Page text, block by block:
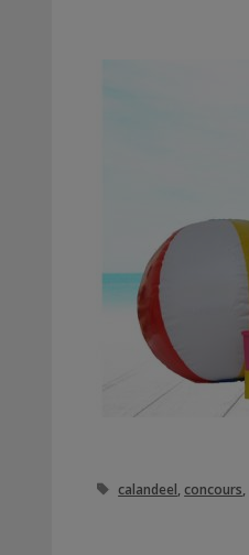
Étiquettes
calandeel, concours,